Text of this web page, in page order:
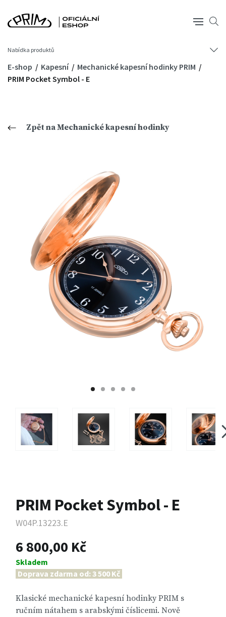
Nabídka produktů
E-shop Kapesní
Mechanické kapesní hodinky PRIM
PRIM Pocket Symbol - E
Zpět na Mechanické kapesní hodinky
PRIM Pocket Symbol - E
W04P.13223.E
6 800,00 Kč
Skladem
Doprava zdarma od: 3 500 Kč
Klasické mechanické kapesní hodinky PRIM s
ručním nátahem s arabskými číslicemi. Nově